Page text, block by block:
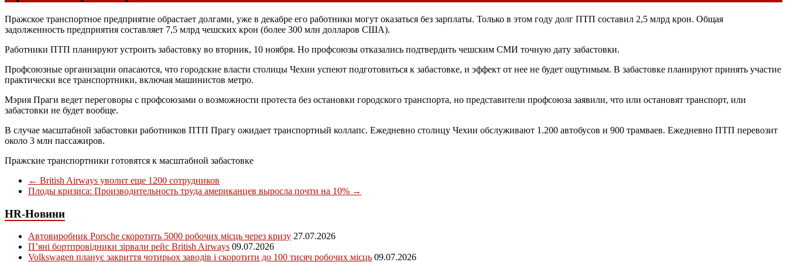
Пражское транспортное предприятие обрастает долгами, уже в декабре его работники могут оказаться без зарплаты. Только в этом году долг ПТП составил 2,5 млрд крон. Общая
задолженность предприятия составляет 7,5 млрд чешских крон (более 300 млн долларов США).
Работники ПТП планируют устроить забастовку во вторник, 10 ноября. Но профсоюзы отказались подтвердить чешским СМИ точную дату забастовки.
Профсоюзные организации опасаются, что городские власти столицы Чехии успеют подготовиться к забастовке, и эффект от нее не будет ощутимым. В забастовке планируют принять участие
практически все транспортники, включая машинистов метро.
Мэрия Праги ведет переговоры с профсоюзами о возможности протеста без остановки городского транспорта, но представители профсоюза заявили, что или остановят транспорт, или
забастовки не будет вообще.
В случае масштабной забастовки работников ПТП Прагу ожидает транспортный коллапс. Ежедневно столицу Чехии обслуживают 1.200 автобусов и 900 трамваев. Ежедневно ПТП перевозит
около 3 млн пассажиров.
Пражские транспортники готовятся к масштабной забастовке
← British Airways уволит еще 1200 сотрудников
Плоды кризиса: Производительность труда американцев выросла почти на 10% →
HR-Новини
Автовиробник Porsche скоротить 5000 робочих місць через кризу 27.07.2026
П’яні бортпровідники зірвали рейс British Airways 09.07.2026
Volkswagen планує закриття чотирьох заводів і скоротити до 100 тисяч робочих місць 09.07.2026